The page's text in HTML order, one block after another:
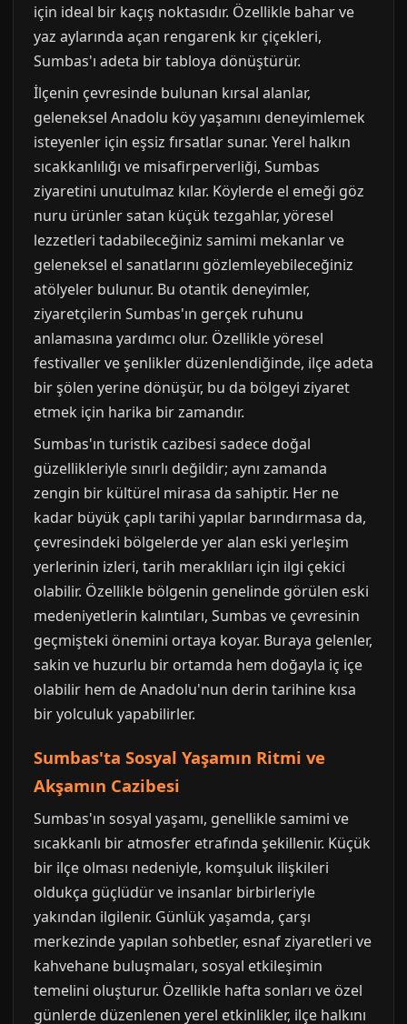
için ideal bir kaçış noktasıdır. Özellikle bahar ve
yaz aylarında açan rengarenk kır çiçekleri,
Sumbas'ı adeta bir tabloya dönüştürür.
İlçenin çevresinde bulunan kırsal alanlar,
geleneksel Anadolu köy yaşamını deneyimlemek
isteyenler için eşsiz fırsatlar sunar. Yerel halkın
sıcakkanlılığı ve misafirperverliği, Sumbas
ziyaretini unutulmaz kılar. Köylerde el emeği göz
nuru ürünler satan küçük tezgahlar, yöresel
lezzetleri tadabileceğiniz samimi mekanlar ve
geleneksel el sanatlarını gözlemleyebileceğiniz
atölyeler bulunur. Bu otantik deneyimler,
ziyaretçilerin Sumbas'ın gerçek ruhunu
anlamasına yardımcı olur. Özellikle yöresel
festivaller ve şenlikler düzenlendiğinde, ilçe adeta
bir şölen yerine dönüşür, bu da bölgeyi ziyaret
etmek için harika bir zamandır.
Sumbas'ın turistik cazibesi sadece doğal
güzellikleriyle sınırlı değildir; aynı zamanda
zengin bir kültürel mirasa da sahiptir. Her ne
kadar büyük çaplı tarihi yapılar barındırmasa da,
çevresindeki bölgelerde yer alan eski yerleşim
yerlerinin izleri, tarih meraklıları için ilgi çekici
olabilir. Özellikle bölgenin genelinde görülen eski
medeniyetlerin kalıntıları, Sumbas ve çevresinin
geçmişteki önemini ortaya koyar. Buraya gelenler,
sakin ve huzurlu bir ortamda hem doğayla iç içe
olabilir hem de Anadolu'nun derin tarihine kısa
bir yolculuk yapabilirler.
Sumbas'ta Sosyal Yaşamın Ritmi ve
Akşamın Cazibesi
Sumbas'ın sosyal yaşamı, genellikle samimi ve
sıcakkanlı bir atmosfer etrafında şekillenir. Küçük
bir ilçe olması nedeniyle, komşuluk ilişkileri
oldukça güçlüdür ve insanlar birbirleriyle
yakından ilgilenir. Günlük yaşamda, çarşı
merkezinde yapılan sohbetler, esnaf ziyaretleri ve
kahvehane buluşmaları, sosyal etkileşimin
temelini oluşturur. Özellikle hafta sonları ve özel
günlerde düzenlenen yerel etkinlikler, ilçe halkını